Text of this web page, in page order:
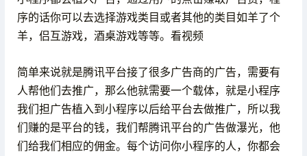
序的话你可以去选择游戏类目或者其他的类目如羊了个
羊，侣互游戏，酒桌游戏等等。看视频
简单来说就是腾讯平台接了很多广告商的广告，需要有
人帮他们去推广，那么他就需要一个载体，就是小程序
我们担广告植入到小程序以后给平台去做推广，所以我
们赚的是平台的钱，我们帮腾讯平台的广告做瀑光，他
们给我们相应的佣金。每个访问你小程序的人，你都会